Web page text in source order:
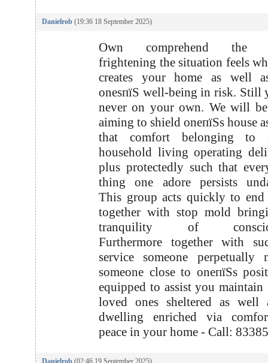
Danielrob (19:36 18 September 2025)
Own comprehend the
frightening the situation feels
creates your home as well
onesпїЅ well-being in risk. Still
never on your own. We will
aiming to shield oneпїЅs house
that comfort belonging to
household living operating
plus protectedly such that
thing one adore persists
This group acts quickly to end
together with stop mold
tranquility of
Furthermore together with
service someone perpetually
someone close to oneпїЅs
equipped to assist you maintain
loved ones sheltered as well
dwelling enriched via
peace in your home - Call:
Danielrob (02:46 19 September 2025)